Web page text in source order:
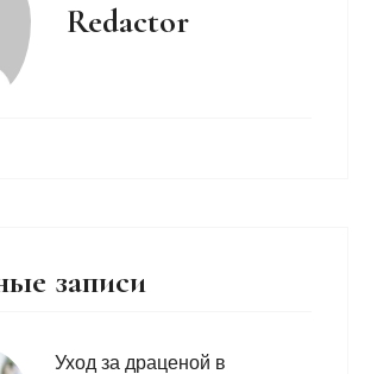
Redactor
записи
Уход за драценой в